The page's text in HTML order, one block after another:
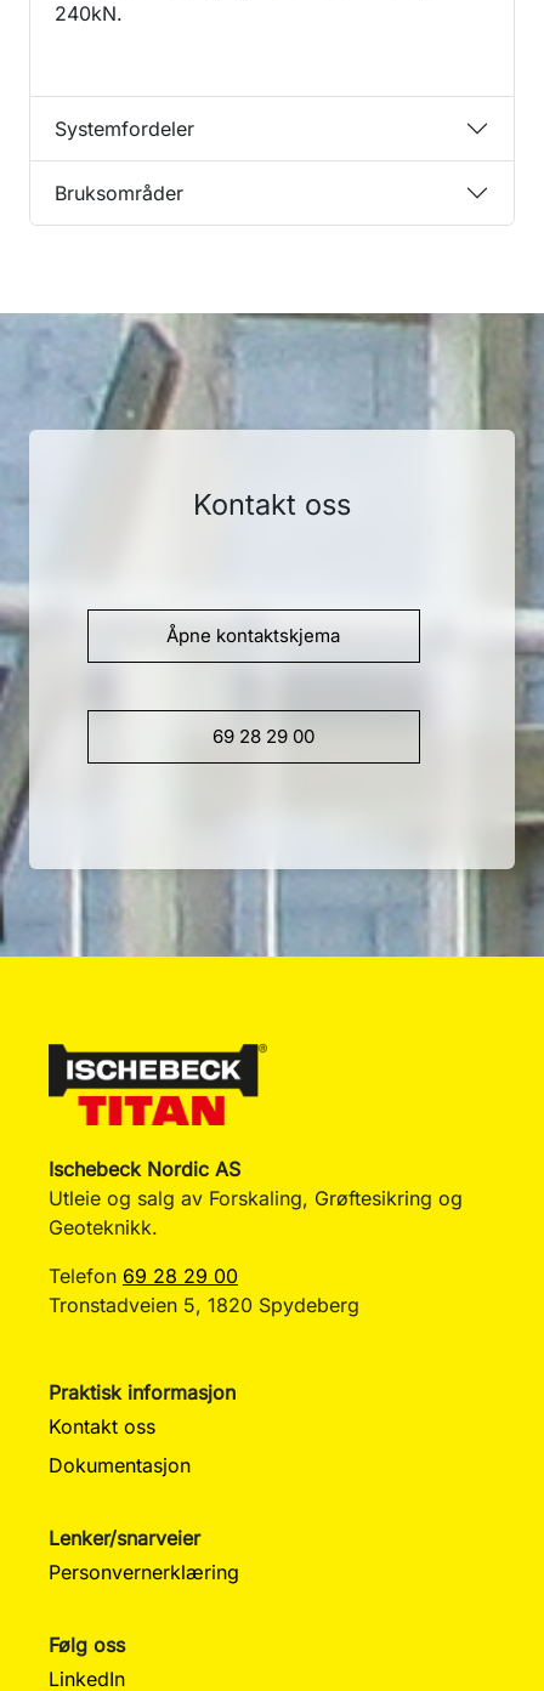
240kN.
Systemfordeler
Bruksområder
Kontakt oss
Åpne kontaktskjema
69 28 29 00
Ischebeck Nordic AS
Utleie og salg av Forskaling, Grøftesikring og
Geoteknikk.
Telefon 69 28 29 00
Tronstadveien 5, 1820 Spydeberg
Praktisk informasjon
Kontakt oss
Dokumentasjon
Lenker/snarveier
Personvernerklæring
Følg oss
LinkedIn